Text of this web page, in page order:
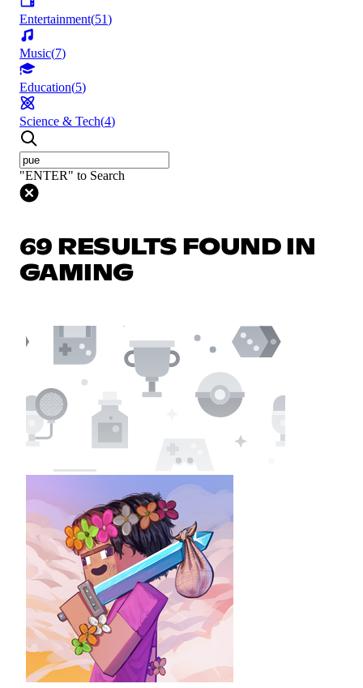
Entertainment(51)
Music(7)
Education(5)
Science & Tech(4)
"ENTER" to Search
69 RESULTS FOUND IN
GAMING